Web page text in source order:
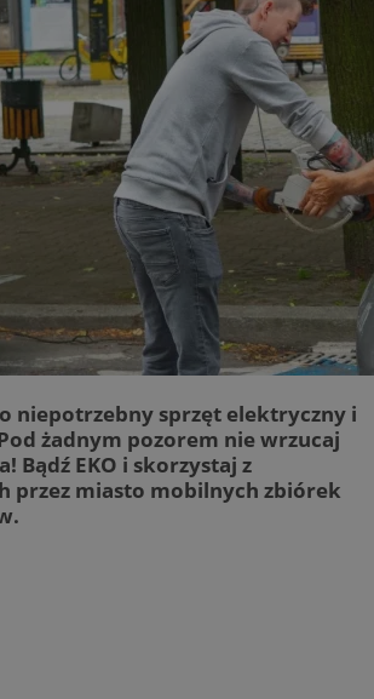
niepotrzebny sprzęt elektryczny i
żadnym pozorem nie wrzucaj
Bądź EKO i skorzystaj z
przez miasto mobilnych zbiórek